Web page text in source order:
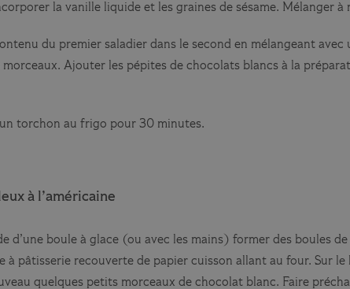
la vanille liquide et les graines de sésame. Mélanger à
du premier saladier dans le second en mélangeant avec
Ajouter les pépites de chocolats blancs à la
torchon au frigo pour 30 minutes.
à l’américaine
d’une boule à glace (ou avec les mains) former des boules
à pâtisserie recouverte de papier cuisson allant au four. Sur
quelques petits morceaux de chocolat blanc. Faire